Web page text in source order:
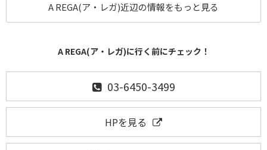
A REGA(ア・レガ)近辺の情報をもっと見る
A REGA(ア・レガ)に行く前にチェック！
03-6450-3499
HPを見る